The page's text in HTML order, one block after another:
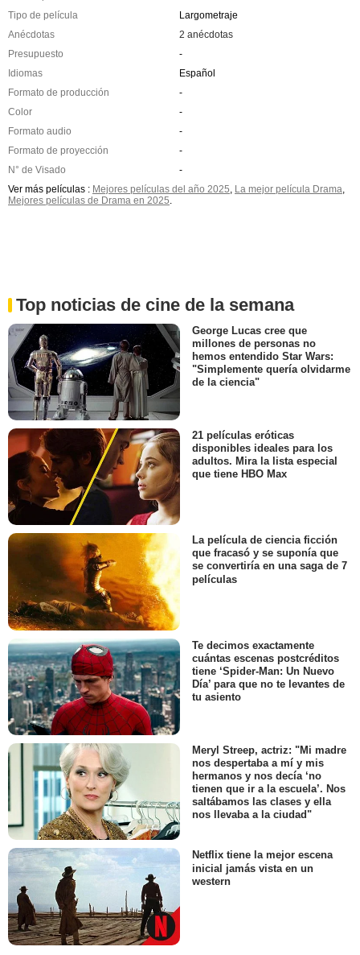
Tipo de película
Largometraje
Anécdotas
2 anécdotas
Presupuesto
-
Idiomas
Español
Formato de producción
-
Color
-
Formato audio
-
Formato de proyección
-
N° de Visado
-
Ver más películas : Mejores películas del año 2025 La mejor película Drama
Mejores películas de Drama en 2025
Top noticias de cine de la semana
George Lucas cree que
millones de personas no
hemos entendido Star Wars:
"Simplemente quería olvidarme
de la ciencia"
21 películas eróticas
disponibles ideales para los
adultos. Mira la lista especial
que tiene HBO Max
La película de ciencia ficción
que fracasó y se suponía que
se convertiría en una saga de 7
películas
Te decimos exactamente
cuántas escenas postcréditos
tiene ‘Spider-Man: Un Nuevo
Día’ para que no te levantes de
tu asiento
Meryl Streep, actriz: "Mi madre
nos despertaba a mí y mis
hermanos y nos decía ‘no
tienen que ir a la escuela’. Nos
saltábamos las clases y ella
nos llevaba a la ciudad"
Netflix tiene la mejor escena
inicial jamás vista en un
western